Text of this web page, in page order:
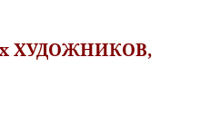
ХУДОЖНИКОВ,